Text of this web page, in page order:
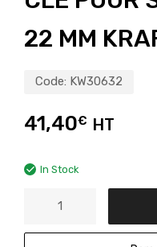
22 MM
Code: KW30632
41,40€ HT
In Stock